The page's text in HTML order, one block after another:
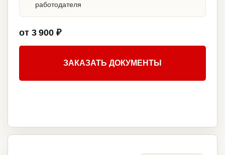
работодателя
от 3 900 ₽
ЗАКАЗАТЬ ДОКУМЕНТЫ